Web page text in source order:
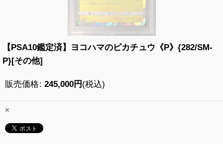
【PSA10鑑定済】ヨコハマのピカチュウ《P》{282/SM-
P}[その他]
販売価格: 245,000円 (税込)
×